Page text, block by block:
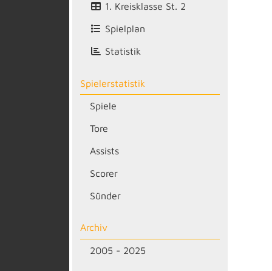
1. Kreisklasse St. 2
Spielplan
Statistik
Spielerstatistik
Spiele
Tore
Assists
Scorer
Sünder
Archiv
2005 - 2025